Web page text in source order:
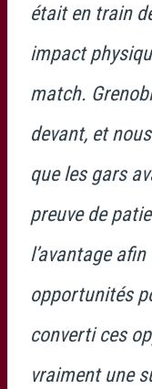
était en train
impact
match.
devant, et
que les gars
preuve de
l’avantage
opportunités
converti ces
vraiment une